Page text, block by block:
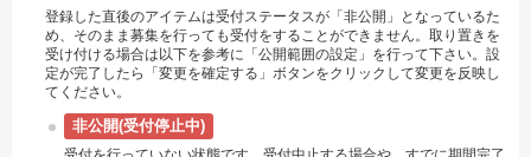
登録した直後のアイテムは受付ステータスが「非公開」となっているた
め、そのまま募集を行っても受付をすることができません。取り置きを
受け付ける場合は以下を参考に「公開範囲の設定」を行って下さい。設
定が完了したら「変更を確定する」ボタンをクリックして変更を反映し
てください。
非公開(受付停止中)